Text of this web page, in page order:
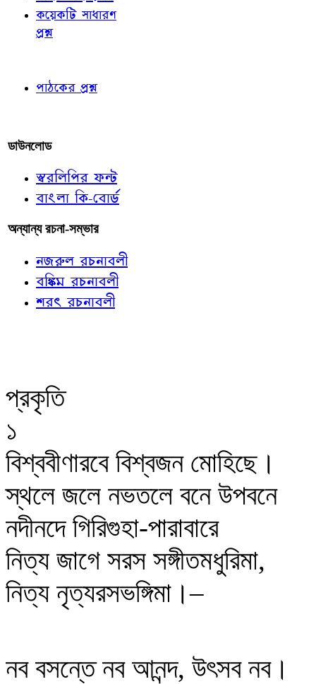
কয়েকটি সাধারণ
প্রশ্ন
পাঠকের প্রশ্ন
ডাউনলোড
স্বরলিপির ফন্ট
বাংলা কি-বোর্ড
অন্যান্য রচনা-সম্ভার
নজরুল রচনাবলী
বঙ্কিম রচনাবলী
শরৎ রচনাবলী
প্রকৃতি
১
বিশ্ববীণারবে বিশ্বজন মোহিছে।
স্থলে জলে নভতলে বনে উপবনে
নদীনদে গিরিগুহা-পারাবারে
নিত্য জাগে সরস সঙ্গীতমধুরিমা,
নিত্য নৃত্যরসভঙ্গিমা।–
নব বসন্তে নব আনন্দ, উৎসব নব।